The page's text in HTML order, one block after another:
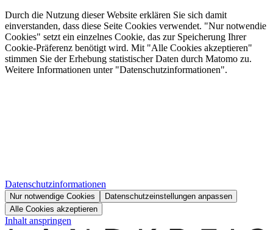
Durch die Nutzung dieser Website erklären Sie sich damit
einverstanden, dass diese Seite Cookies verwendet. "Nur notwendie
Cookies" setzt ein einzelnes Cookie, das zur Speicherung Ihrer
Cookie-Präferenz benötigt wird. Mit "Alle Cookies akzeptieren"
stimmen Sie der Erhebung statistischer Daten durch Matomo zu.
Weitere Informationen unter "Datenschutzinformationen".
Datenschutzinformationen
Nur notwendige Cookies
Datenschutzeinstellungen anpassen
Alle Cookies akzeptieren
Inhalt anspringen